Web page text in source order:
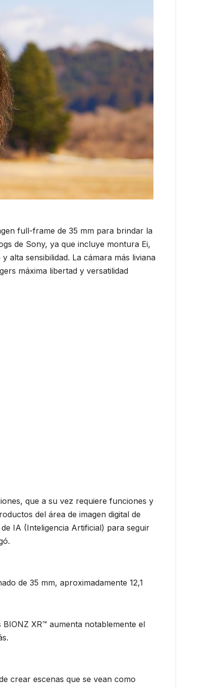
full-frame de 35 mm para brindar la
de Sony, ya que incluye montura Ei,
alta sensibilidad. La cámara más liviana
máxima libertad y versatilidad
que a su vez requiere funciones y
del área de imagen digital de
IA (Inteligencia Artificial) para seguir
de 35 mm, aproximadamente 12,1
XR™ aumenta notablemente el
crear escenas que se vean como